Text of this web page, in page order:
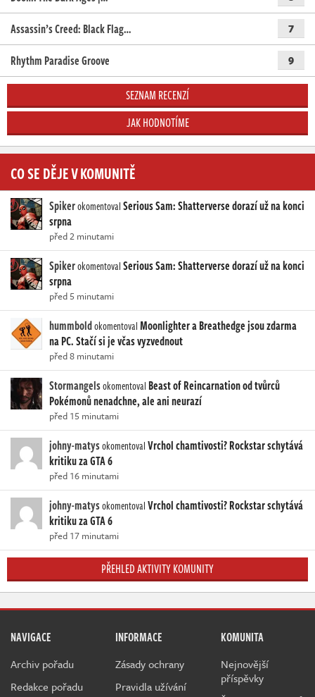
Assassin’s Creed: Black Flag… 7
Rhythm Paradise Groove 9
SEZNAM RECENZÍ
JAK HODNOTÍME
CO SE DĚJE V KOMUNITĚ
SpikerokomentovalSerious Sam: Shatterverse dorazí už na konci
srpna
před 2 minutami
SpikerokomentovalSerious Sam: Shatterverse dorazí už na konci
srpna
před 5 minutami
hummboldokomentovalMoonlighter a Breathedge jsou zdarma
na PC. Stačí si je včas vyzvednout
před 8 minutami
Stormangelsokomentoval Beast of Reincarnation od tvůrců
Pokémonů nenadchne, ale ani neurazí
před 15 minutami
johny-matysokomentovalVrchol chamtivosti? Rockstar schytává
kritiku za GTA 6
před 16 minutami
johny-matysokomentovalVrchol chamtivosti? Rockstar schytává
kritiku za GTA 6
před 17 minutami
PŘEHLED AKTIVITY KOMUNITY
NAVIGACE
Archiv pořadu
Redakce pořadu
INFORMACE
Zásady ochrany
Pravidla užívání
KOMUNITA
Nejnovější
příspěvky